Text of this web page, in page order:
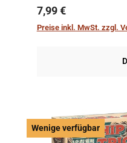
kniffliger als
zwischen
Regulärer Preis:
7,99 €
Preise inkl. MwSt. zzgl.
Wenige verfügbar